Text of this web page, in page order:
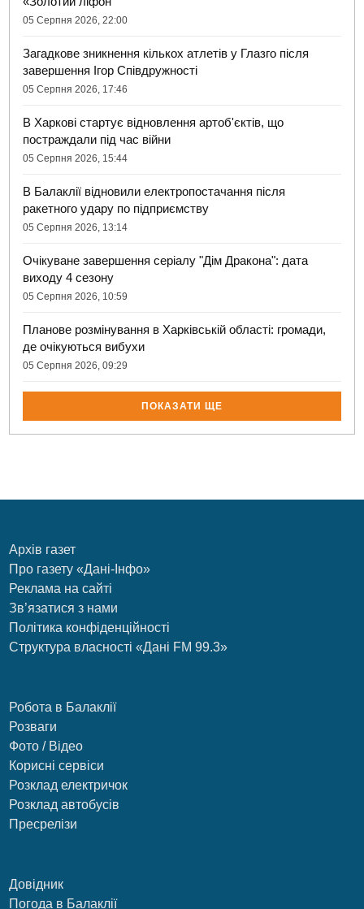
05 Серпня 2026, 22:00
Загадкове зникнення кількох атлетів у Глазго після
завершення Ігор Співдружності
05 Серпня 2026, 17:46
В Харкові стартує відновлення артоб'єктів, що
постраждали під час війни
05 Серпня 2026, 15:44
В Балаклії відновили електропостачання після
ракетного удару по підприємству
05 Серпня 2026, 13:14
Очікуване завершення серіалу "Дім Дракона": дата
виходу 4 сезону
05 Серпня 2026, 10:59
Планове розмінування в Харківській області: громади,
де очікуються вибухи
05 Серпня 2026, 09:29
ПОКАЗАТИ ЩЕ
Архів газет
Про газету «Дані-Інфо»
Реклама на сайті
Зв’язатися з нами
Політика конфіденційності
Структура власності «Дані FM 99.3»
Робота в Балаклії
Розваги
Фото / Відео
Корисні сервіси
Розклад електричок
Розклад автобусів
Пресрелізи
Довідник
Погода в Балаклії